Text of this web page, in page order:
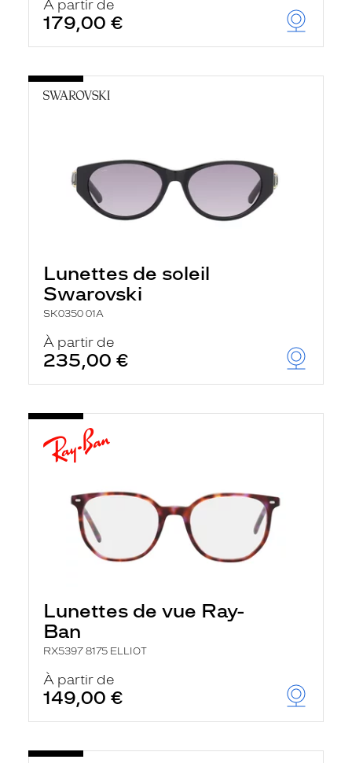
À partir de
179,00 €
Lunettes de soleil
Swarovski
SK0350 01A
À partir de
235,00 €
Lunettes de vue Ray-
Ban
RX5397 8175 ELLIOT
À partir de
149,00 €